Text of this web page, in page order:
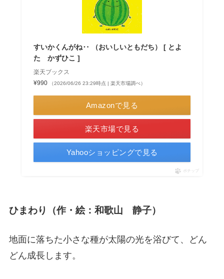
すいかくんがね‥ （おいしいともだち） [ とよ
た かずひこ ]
楽天ブックス
¥990
（2026/06/26 23:29時点 | 楽天市場調べ）
Amazonで見る
楽天市場で見る
Yahooショッピングで見る
ポチップ
ひまわり（作・絵：和歌山 静子）
地面に落ちた小さな種が太陽の光を浴びて、どん
どん成長します。